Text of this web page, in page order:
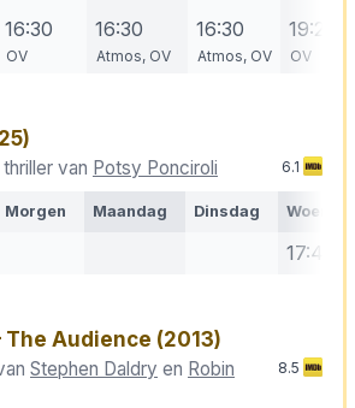
16:30
OV
16:30
Atmos, OV
16:30
Atmos, OV
19:20
OV
van Potsy Ponciroli 6.1
Morgen Maandag Dinsdag
17:40
The Audience (2013)
Stephen Daldry en Robin
8.5